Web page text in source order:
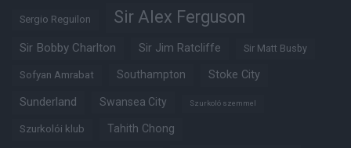
Sergio Reguilon Sir Alex Ferguson
Sir Bobby Charlton Sir Jim Ratcliffe Sir Matt Busby
Sofyan Amrabat Southampton Stoke City
Sunderland Swansea City Szurkoló szemmel
Szurkolói klub Tahith Chong